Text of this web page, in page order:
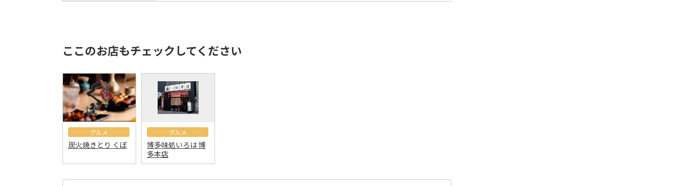
ここのお店もチェックしてください
グルメ
炭火焼きとり くぼ
グルメ
博多味処いろは 博
多本店